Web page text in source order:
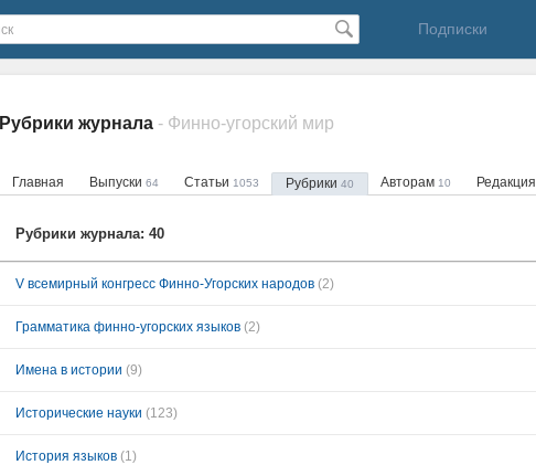
Подписки
Рубрики журнала - Финно-угорский мир
Главная Выпуски 64 Статьи 1053 Рубрики 40 Авторам 10 Редакция
Рубрики журнала: 40
V всемирный конгресс Финно-Угорских народов (2)
Грамматика финно-угорских языков (2)
Имена в истории (9)
Исторические науки (123)
История языков (1)